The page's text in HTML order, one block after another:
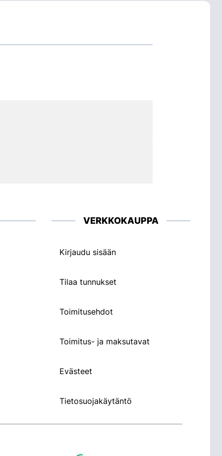
VERKKOKAUPPA
Kirjaudu sisään
Tilaa tunnukset
Toimitusehdot
Toimitus- ja maksutavat
Evästeet
Tietosuojakäytäntö